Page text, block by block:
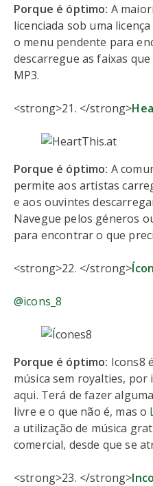
Porque é óptimo: A
licenciada sob uma
o menu pendente para
descarregue as faixas
MP3.
<strong>21. </strong>
Porque é óptimo: A
permite aos artistas
e aos ouvintes
Navegue pelos géneros
para encontrar o que
<strong>22. </strong>
@icons_8
Porque é óptimo: Icons8
música sem royalties,
aqui. Terá de fazer
livre e o que não é, mas o
a utilização de música
comercial, desde que se
<strong>23. </strong>